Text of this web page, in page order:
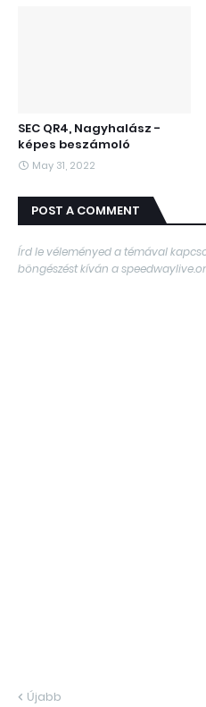
SEC QR4, Nagyhalász -
képes beszámoló
May 31, 2022
POST A COMMENT
Írd le véleményed a témával
böngészést kíván a
Újabb